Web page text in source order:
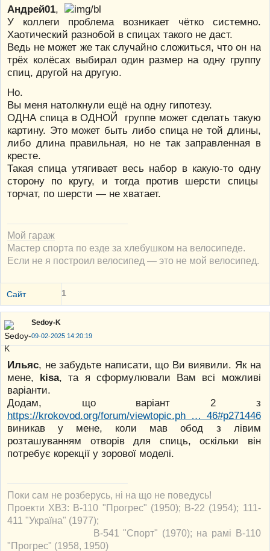
Андрей01,
У коллеги проблема возникает чётко системно.
Хаотический разнобой в спицах такого не даст.
Ведь не может же так случайно сложиться, что он на
трёх колёсах выбирал один размер на одну группу
спиц, другой на другую.
Но.
Вы меня натолкнули ещё на одну гипотезу.
ОДНА спица в ОДНОЙ группе может сделать такую
картину. Это может быть либо спица не той длины,
либо длина правильная, но не так заправленная в
кресте.
Такая спица утягивает весь набор в какую-то одну
сторону по кругу, и тогда против шерсти спицы
торчат, по шерсти — не хватает.
Мой гараж
Мастер спорта по езде за хлебушком на велосипеде.
Если не я построил велосипед — это не мой велосипед.
Сайт 1
Sedoy-K
09-02-2025 14:20:19
Ильяс, не забудьте написати, що Ви виявили. Як на
мене, kisa, та я сформулювали Вам всі можливі
варіанти.
Додам, що варіант 2 з
https://krokovod.org/forum/viewtopic.ph … 46#p271446
виникав у мене, коли мав обод з лівим
розташуванням отворів для спиць, оскільки він
потребує корекції у зорової моделі.
Поки сам не розберусь, ні на що не поведусь!
Проекти ХВЗ: В-110 "Прогрес" (1950); В-22 (1954); 111-
411 "Україна" (1977);
В-541 "Спорт" (1970); на рамі В-110
"Прогрес" (1958, 1950)